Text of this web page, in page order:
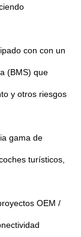
con con un
(BMS) que
y otros riesgos
gama de
turísticos,
OEM /